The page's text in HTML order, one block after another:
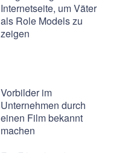
Internetseite, um Väter
als Role Models zu
zeigen
Vorbilder im
Unternehmen durch
einen Film bekannt
machen